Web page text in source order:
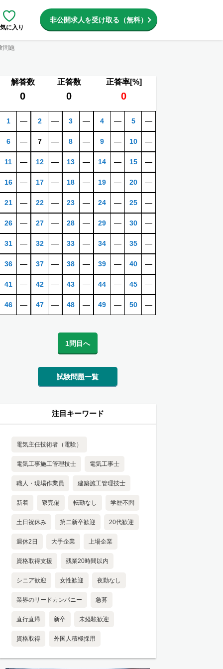
に入り
非公開求人を受け取る（無料）
問題
解答数 正答数 正答率[%]
0 0 0
1 ―
6 ―
11 ―
16 ―
21 ―
26 ―
31 ―
36 ―
41 ―
46 ―
2 ―
7 ―
12 ―
17 ―
22 ―
27 ―
32 ―
37 ―
42 ―
47 ―
3 ―
8 ―
13 ―
18 ―
23 ―
28 ―
33 ―
38 ―
43 ―
48 ―
4 ―
9 ―
14 ―
19 ―
24 ―
29 ―
34 ―
39 ―
44 ―
49 ―
5 ―
10 ―
15 ―
20 ―
25 ―
30 ―
35 ―
40 ―
45 ―
50 ―
1問目へ
試験問題一覧
注目キーワード
電気主任技術者（電験）
電気工事施工管理技士 電気工事士
職人・現場作業員 建築施工管理技士
新着 寮完備 転勤なし 学歴不問
土日祝休み 第二新卒歓迎 20代歓迎
週休2日 大手企業 上場企業
資格取得支援 残業20時間以内
シニア歓迎 女性歓迎 夜勤なし
業界のリードカンパニー 急募
直行直帰 新卒 未経験歓迎
資格取得 外国人積極採用